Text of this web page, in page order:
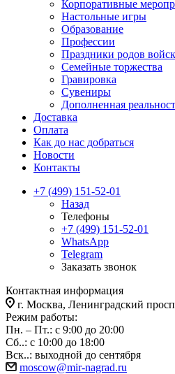
Корпоративные
Настольные игры
Образование
Профессии
Праздники родов войск
Семейные торжества
Гравировка
Сувениры
Дополненная
Доставка
Оплата
Как до нас добраться
Новости
Контакты
+7 (499) 151-52-01
Назад
Телефоны
+7 (499) 151-52-01
WhatsApp
Telegram
Заказать звонок
Контактная информация
г. Москва, Ленинградский
Режим работы:
Пн. – Пт.: с 9:00 до 20:00
Сб..: с 10:00 до 18:00
Вск..: выходной до сентября
moscow@mir-nagrad.ru